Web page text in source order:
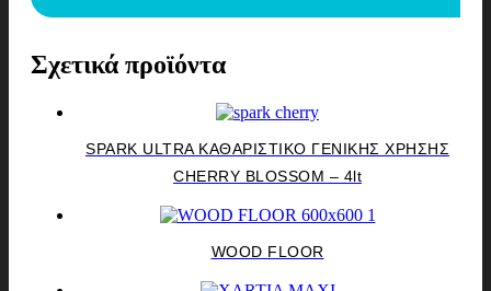
Σχετικά προϊόντα
SPARK ULTRA ΚΑΘΑΡΙΣΤΙΚΟ ΓΕΝΙΚΗΣ ΧΡΗΣΗΣ
CHERRY BLOSSOM – 4lt
WOOD FLOOR